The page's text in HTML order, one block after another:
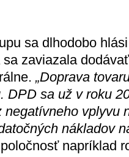
sa dlhodobo
zaviazala
„Doprava
DPD sa už v roku
vplyvu
nákladov
napríklad